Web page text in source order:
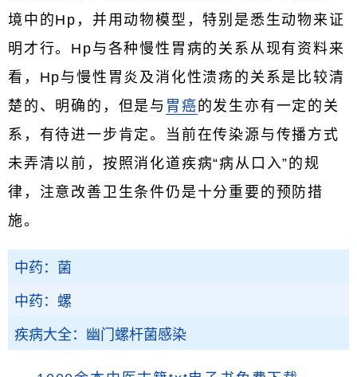
境中的Hp，并用动物模型，特别是悉生动物来证
明才行。Hp与各种慢性胃病的关系从现有资料来
看，Hp与慢性胃炎及消化性溃疡的关系是比较清
楚的、明确的，但是与 胃癌的发生亦有一定的关
系，有待进一步肯定。当前在传染源与传播方式
未弄清以前，按照消化道疾病“病从口入”的规
律，注意改善卫生条件仍是十分重要的预防措
施。
中药：菌
中药：螺
疾病大全：幽门螺杆菌感染